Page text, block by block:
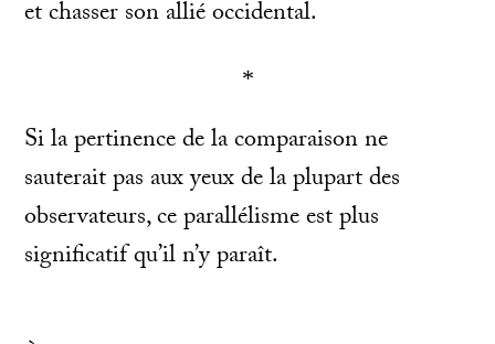
et chasser son allié occidental.
*
Si la pertinence de la comparaison ne
sauterait pas aux yeux de la plupart des
observateurs, ce parallélisme est plus
significatif qu’il n’y paraît.